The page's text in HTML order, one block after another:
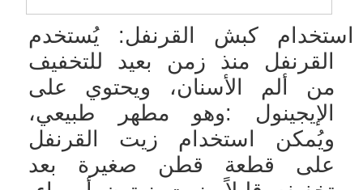
استخدام كبش القرنفل: يُستخدم
القرنفل منذ زمن بعيد للتخفيف
من ألم الأسنان، ويحتوي على
الإيجينول :وهو مطهر طبيعي،
ويُمكن استخدام زيت القرنفل
على قطعة قطن صغيرة بعد